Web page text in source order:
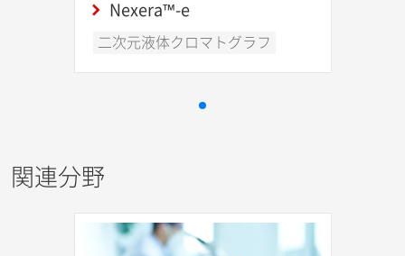
Nexera™-e
二次元液体クロマトグラフ
関連分野